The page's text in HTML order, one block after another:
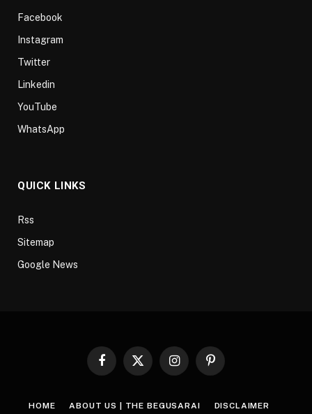
Facebook
Instagram
Twitter
Linkedin
YouTube
WhatsApp
QUICK LINKS
Rss
Sitemap
Google News
Facebook
X
InstagramPinterest
HOME ABOUT US | THE BEGUSARAI DISCLAIMER